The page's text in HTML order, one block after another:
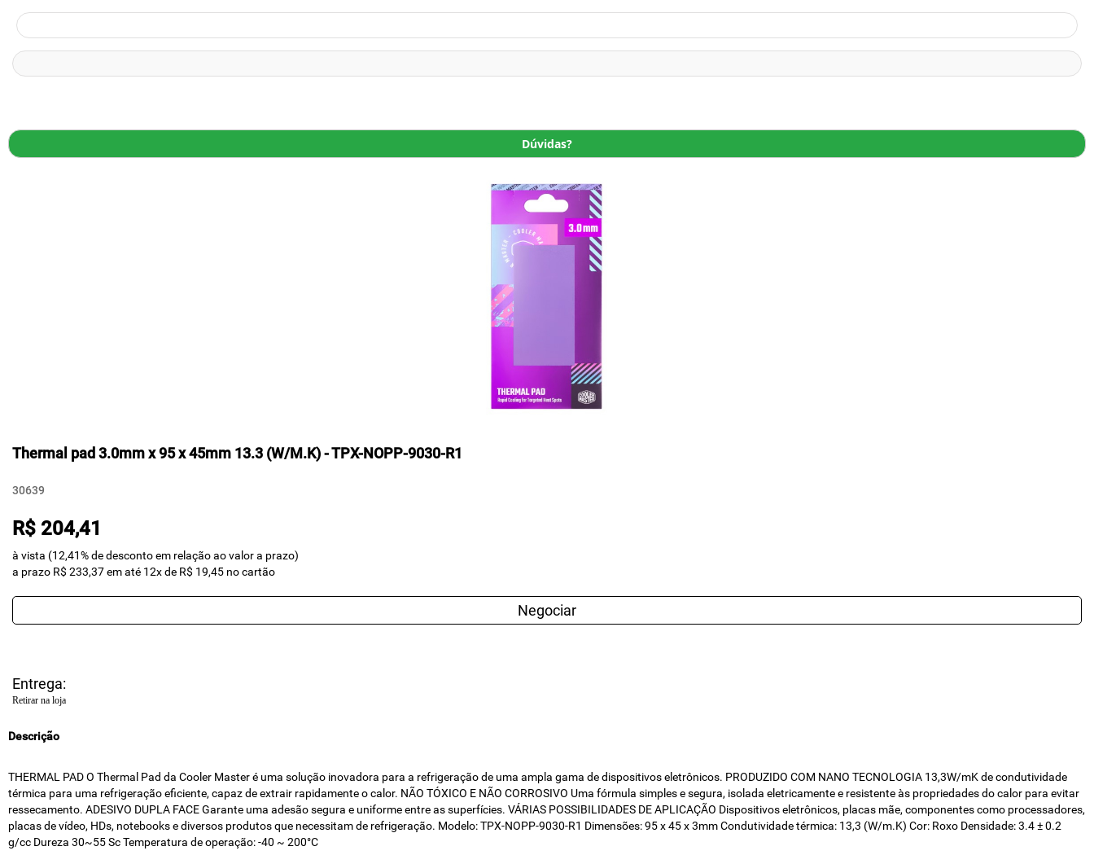
Dúvidas?
Thermal pad 3.0mm x 95 x 45mm 13.3 (W/M.K) - TPX-NOPP-9030-R1
30639
R$ 204,41
à vista (12,41% de desconto em relação ao valor a prazo)
a prazo R$ 233,37 em até 12x de R$ 19,45 no cartão
Negociar
Entrega:
Retirar na loja
Descrição
THERMAL PAD O Thermal Pad da Cooler Master é uma solução inovadora para a refrigeração de uma ampla gama de dispositivos eletrônicos. PRODUZIDO COM NANO TECNOLOGIA 13,3W/mK de condutividade
térmica para uma refrigeração eficiente, capaz de extrair rapidamente o calor. NÃO TÓXICO E NÃO CORROSIVO Uma fórmula simples e segura, isolada eletricamente e resistente às propriedades do calor para evitar
ressecamento. ADESIVO DUPLA FACE Garante uma adesão segura e uniforme entre as superfícies. VÁRIAS POSSIBILIDADES DE APLICAÇÃO Dispositivos eletrônicos, placas mãe, componentes como processadores,
placas de vídeo, HDs, notebooks e diversos produtos que necessitam de refrigeração. Modelo: TPX-NOPP-9030-R1 Dimensões: 95 x 45 x 3mm Condutividade térmica: 13,3 (W/m.K) Cor: Roxo Densidade: 3.4 ± 0.2
g/cc Dureza 30~55 Sc Temperatura de operação: -40 ~ 200°C